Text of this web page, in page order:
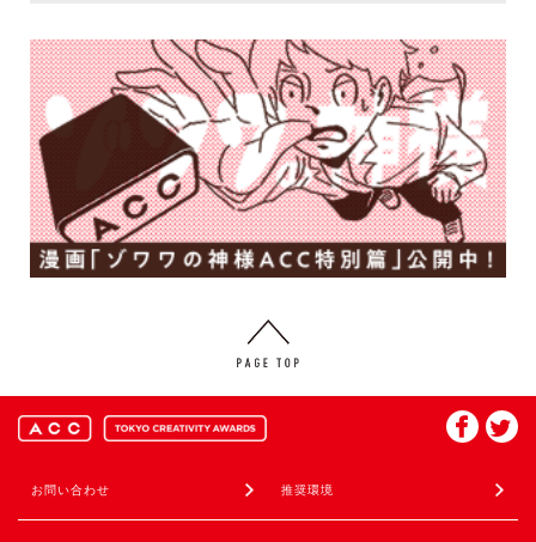
お問い合わせ 推奨環境